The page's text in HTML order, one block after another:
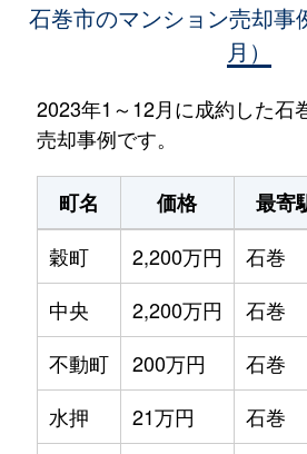
石巻市のマンション売却事
月）
2023年1～12月に成約した石
売却事例です。
町名 価格 最寄
穀町
2,200万円 石巻
中央
2,200万円 石巻
不動町
200万円 石巻
水押
21万円 石巻